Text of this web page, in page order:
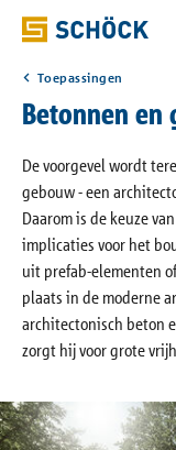
Toepassingen
Producten
Digitale
Bouwfysica Portaal
Belgium
Toepassingen
Betonnen en
De voorgevel wordt
gebouw - een
Daarom is de keuze
implicaties voor het
uit prefab-elementen
plaats in de moderne
architectonisch beton
zorgt hij voor grote